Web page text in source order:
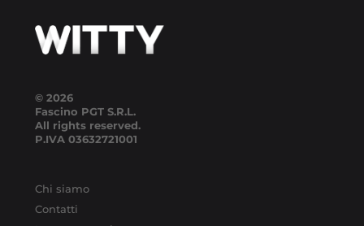
© 2026
Fascino PGT S.R.L.
All rights reserved.
P.IVA 03632721001
Chi siamo
Contatti